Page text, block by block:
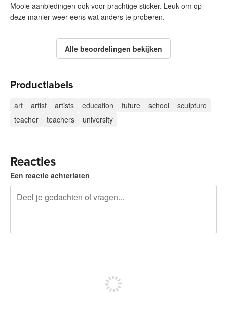
Mooie aanbiedingen ook voor prachtige sticker. Leuk om op
deze manier weer eens wat anders te proberen.
Alle beoordelingen bekijken
Productlabels
art artist artists education future school
sculpture
teacher
teachers university
Reacties
Een reactie achterlaten